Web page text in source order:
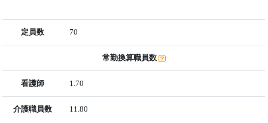
定員数 70
常勤換算職員数
看護師 1.70
介護職員数 11.80